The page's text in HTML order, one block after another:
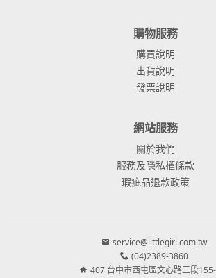
購物服務
購買說明
出貨說明
發票說明
網站服務
關於我們
服務及隱私權條款
瑕疵品退款政策
service@littlegirl.com.tw
(04)2389-3860
407 台中市西屯區文心路三段